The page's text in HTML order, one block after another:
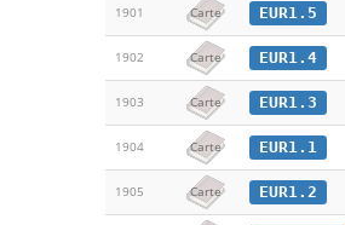
1901 Carte EUR1.5
1902 Carte EUR1.4
1903 Carte EUR1.3
1904 Carte EUR1.1
1905 Carte EUR1.2